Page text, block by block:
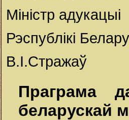
Міністр адукацыі
Рэспублікі
В.І.Стражаў
Праграма
беларускай